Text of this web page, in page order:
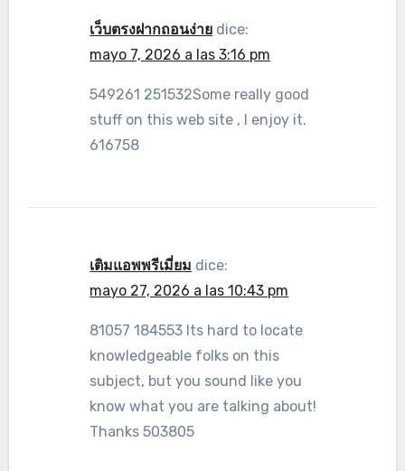
เว็บตรงฝากถอนง่าย dice:
mayo 7, 2026 a las 3:16 pm
549261 251532Some really good
stuff on this web site , I enjoy it.
616758
เติมแอพพรีเมี่ยม dice:
mayo 27, 2026 a las 10:43 pm
81057 184553 Its hard to locate
knowledgeable folks on this
subject, but you sound like you
know what you are talking about!
Thanks 503805